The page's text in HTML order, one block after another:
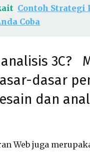
Contoh Strategi
Coba
3C?
dasar
dan
Web juga